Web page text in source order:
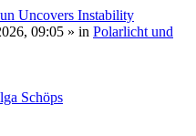
Uncovers Instability
09:05 » in Polarlicht und
Schöps